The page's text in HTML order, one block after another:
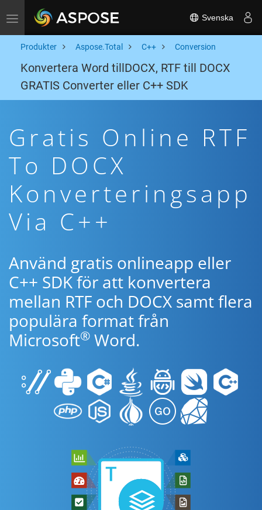
Toggle navigation Svenska
Produkter Aspose.Total C++ Conversion
Konvertera Word tillDOCX, RTF till DOCX
GRATIS Converter eller C++ SDK
Gratis Online RTF
To DOCX
Konverteringsapp
Via C++
Använd gratis onlineapp eller
C++ SDK för att konvertera
mellan RTF och DOCX samt flera
populära format från
Microsoft® Word.